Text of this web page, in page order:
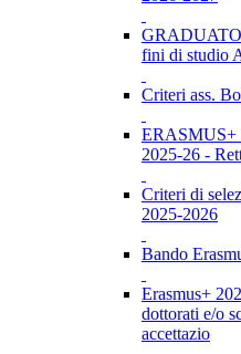
fini di studio
Criteri ass.
2025-26 -
Criteri di
2025-2026
Bando
Erasmus+
dottorati e/o
accettazio